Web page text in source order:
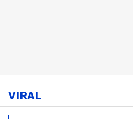
VIRAL